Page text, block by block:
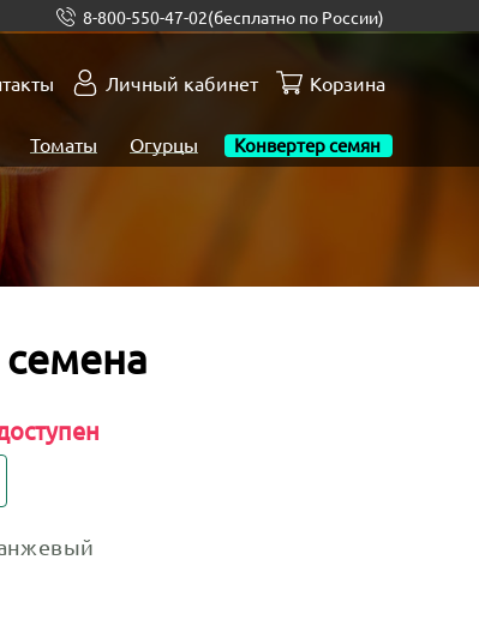
8-800-550-47-02(бесплатно по России)
Личный кабинет Корзина
Томаты Огурцы Конвертер семян